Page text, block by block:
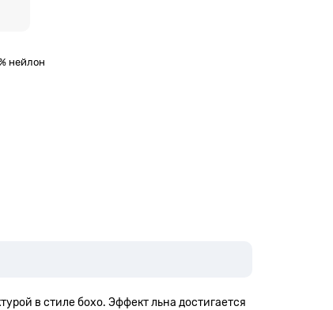
нейлон
в стиле бохо. Эффект льна достигается